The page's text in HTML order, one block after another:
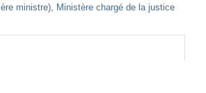
ministre), Ministère chargé de la justice